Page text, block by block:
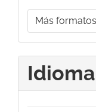
Más
Idioma